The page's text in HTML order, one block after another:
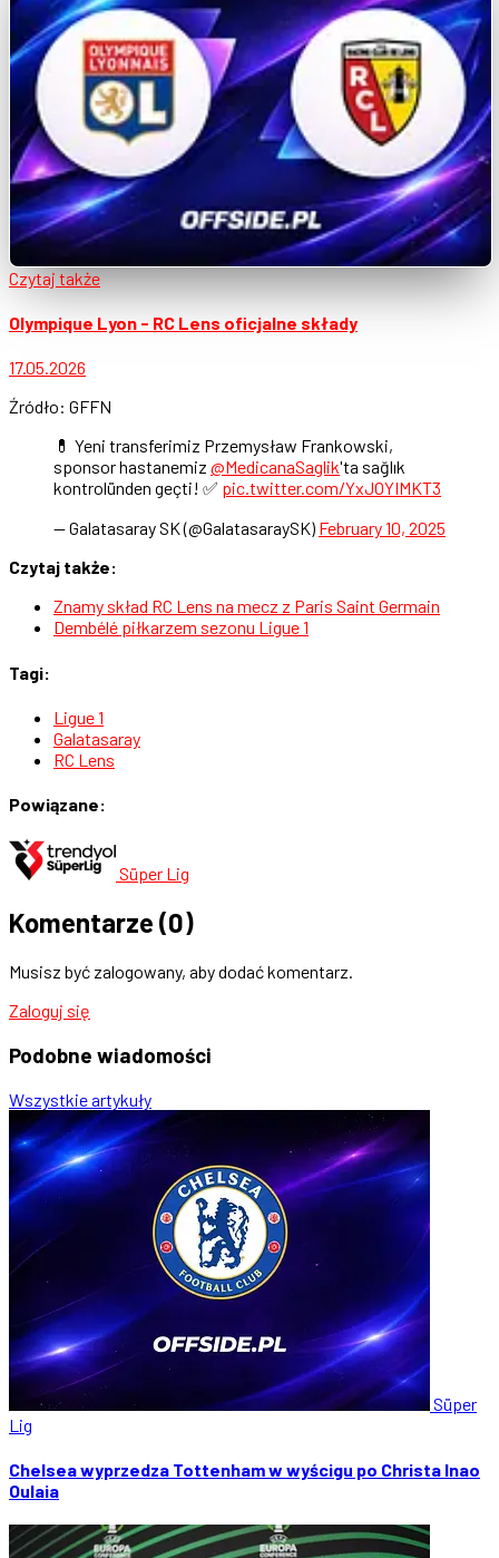
Czytaj także
Olympique Lyon - RC Lens oficjalne składy
17.05.2026
Źródło: GFFN
💊 Yeni transferimiz Przemysław Frankowski,
sponsor hastanemiz @MedicanaSaglik'ta sağlık
kontrolünden geçti! ✅ pic.twitter.com/YxJOYIMKT3
— Galatasaray SK (@GalatasaraySK) February 10, 2025
Czytaj także:
Znamy skład RC Lens na mecz z Paris Saint Germain
Dembélé piłkarzem sezonu Ligue 1
Tagi:
Ligue 1
Galatasaray
RC Lens
Powiązane:
Süper Lig
Komentarze (0)
Musisz być zalogowany, aby dodać komentarz.
Zaloguj się
Podobne wiadomości
Wszystkie artykuły
Süper
Lig
Chelsea wyprzedza Tottenham w wyścigu po Christa Inao
Oulaia